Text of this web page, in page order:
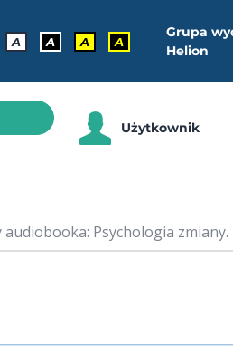
A A A A
Grupa
Helion
Użytkownik
audiobooka: Psychologia